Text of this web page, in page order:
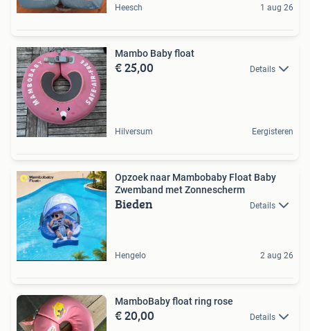
Heesch 1 aug 26
Mambo Baby float
€ 25,00 Details
Hilversum Eergisteren
Opzoek naar Mambobaby Float Baby
Zwemband met Zonnescherm
Bieden Details
Hengelo 2 aug 26
MamboBaby float ring rose
€ 20,00 Details